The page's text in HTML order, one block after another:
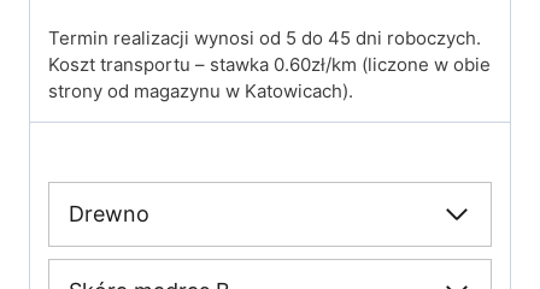
Termin realizacji wynosi od 5 do 45 dni roboczych.
Koszt transportu – stawka 0.60zł/km (liczone w obie
strony od magazynu w Katowicach).
Drewno